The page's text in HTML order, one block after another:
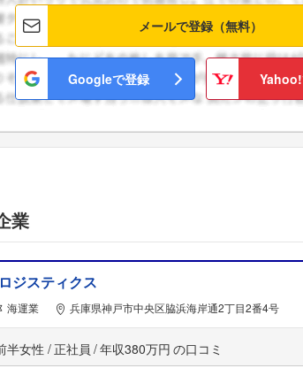
メールで登録（無料）
Googleで登録
業
ジスティクス
海運業 兵庫県神戸市中央区脇浜海岸通2丁目2番4号
半女性 正社員 年収380万円